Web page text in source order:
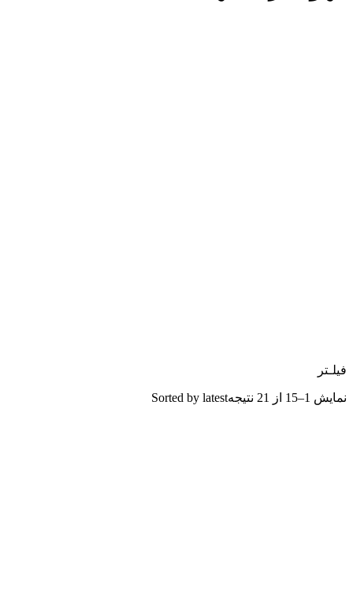
فیلـتر
نمایش 1–15 از 21 نتیجه Sorted by latest